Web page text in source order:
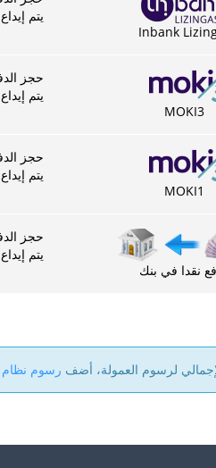
Inbank
يتم إيداع
MOKI3
حجز الدفع –
يتم إيداع
MOKI1
حجز الدفع –
يتم إيداع
نقدا في بنك
حجز الدفع –
يتم إيداع الدفع
لرسوم العمولة، أضف رسوم نظام Paysera